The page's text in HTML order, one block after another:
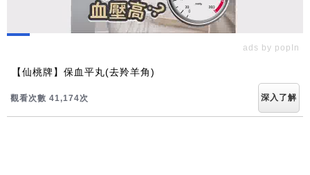
ads by popIn
【仙桃牌】保血平丸(去羚羊角)
觀看次數 41,174次 深入了解